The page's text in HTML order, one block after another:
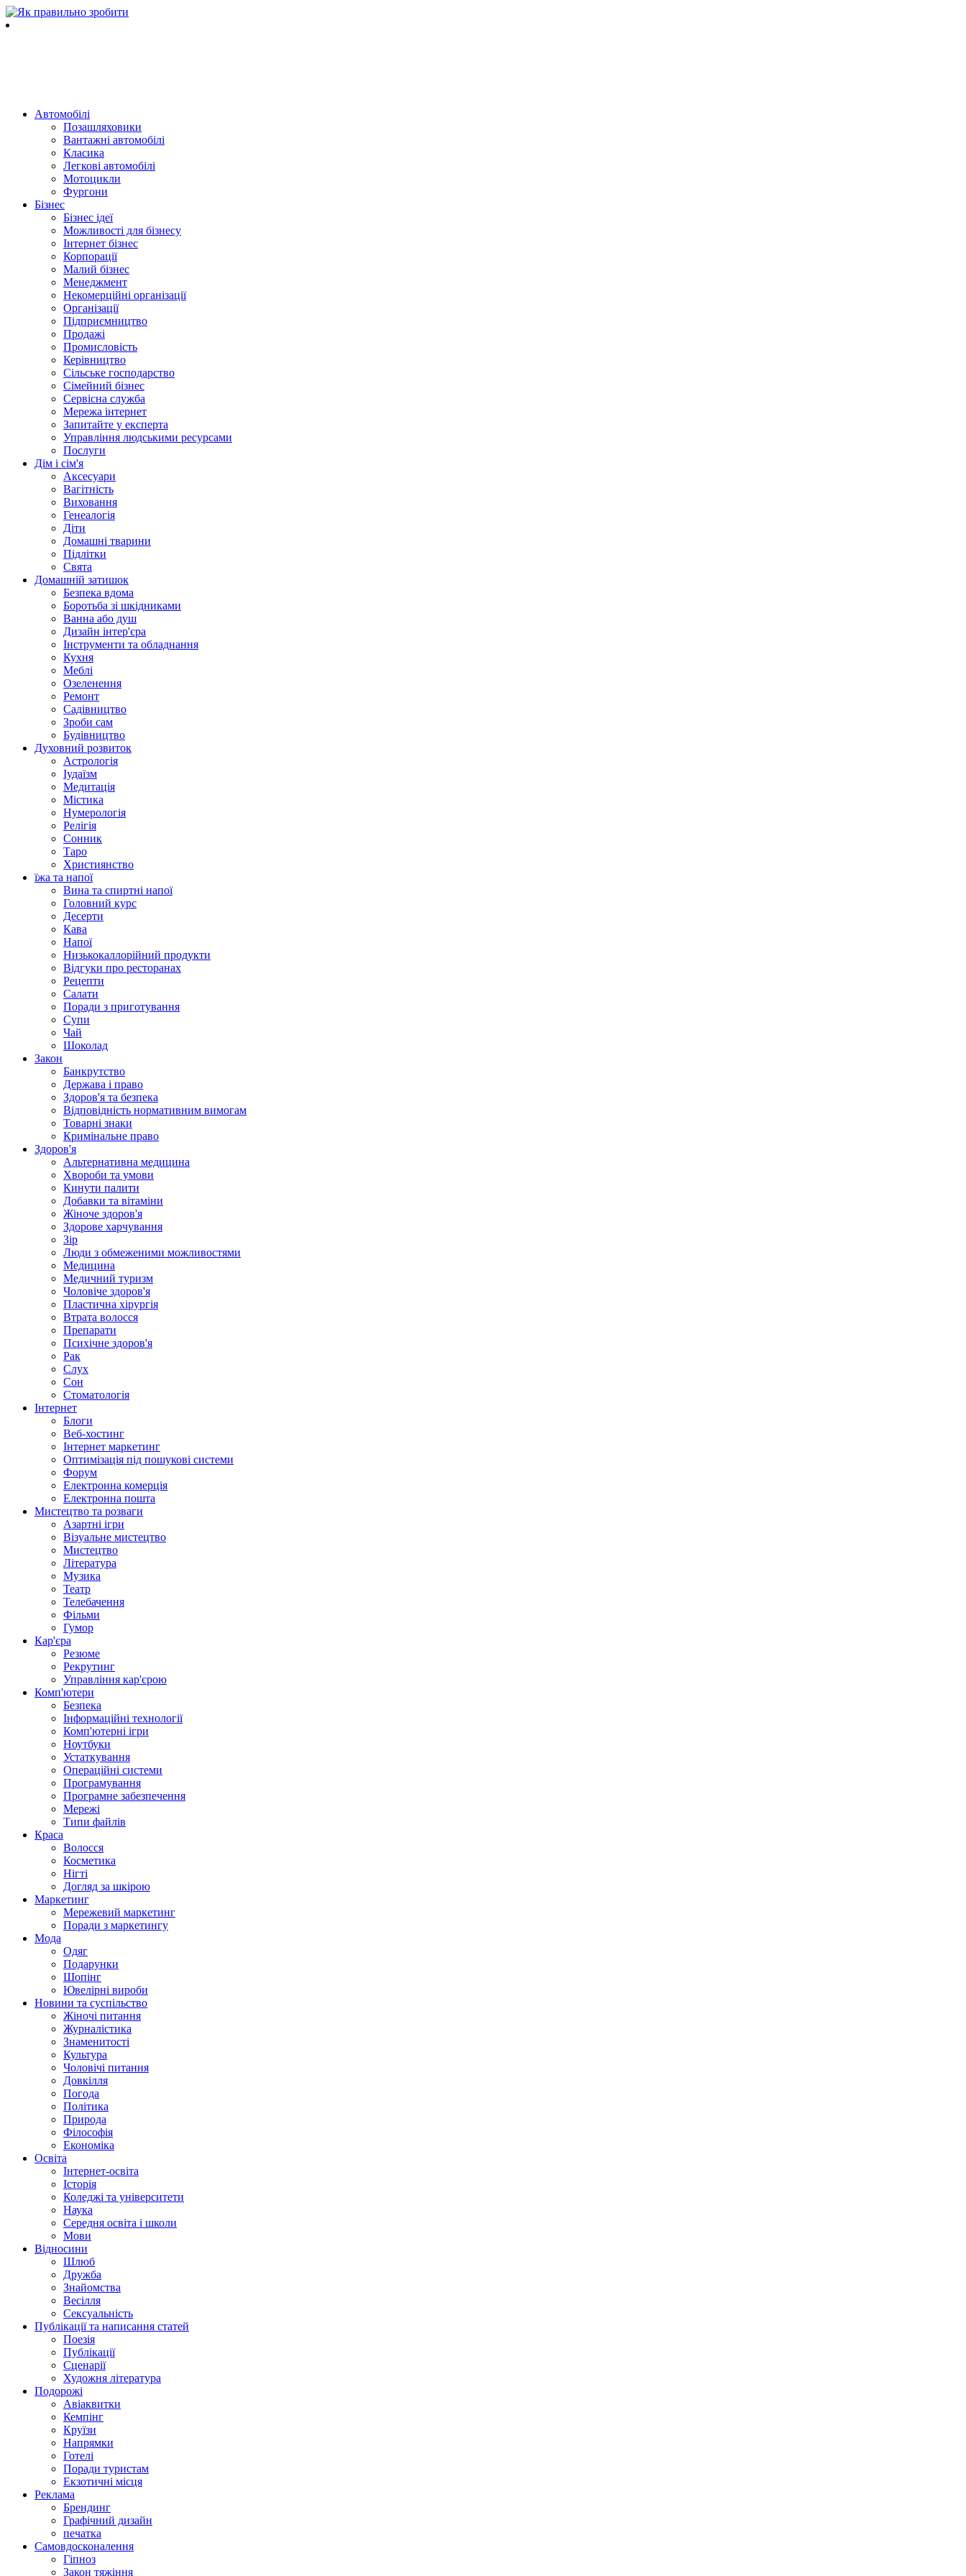
Автомобілі
Позашляховики
Вантажні автомобілі
Класика
Легкові автомобілі
Мотоцикли
Фургони
Бізнес
Бізнес ідеї
Можливості для бізнесу
Інтернет бізнес
Корпорації
Малий бізнес
Менеджмент
Некомерційні організації
Організації
Підприємництво
Продажі
Промисловість
Керівництво
Сільське господарство
Сімейний бізнес
Сервісна служба
Мережа інтернет
Запитайте у експерта
Управління людськими ресурсами
Послуги
Дім і сім'я
Аксесуари
Вагітність
Виховання
Генеалогія
Діти
Домашні тварини
Підлітки
Свята
Домашній затишок
Безпека вдома
Боротьба зі шкідниками
Ванна або душ
Дизайн інтер'єра
Інструменти та обладнання
Кухня
Меблі
Озеленення
Ремонт
Садівництво
Зроби сам
Будівництво
Духовний розвиток
Астрологія
Іудаїзм
Медитація
Містика
Нумерологія
Релігія
Сонник
Таро
Християнство
їжа та напої
Вина та спиртні напої
Головний курс
Десерти
Кава
Напої
Низькокаллорійний продукти
Відгуки про ресторанах
Рецепти
Салати
Поради з приготування
Супи
Чай
Шоколад
Закон
Банкрутство
Держава і право
Здоров'я та безпека
Відповідність нормативним вимогам
Товарні знаки
Кримінальне право
Здоров'я
Альтернативна медицина
Хвороби та умови
Кинути палити
Добавки та вітаміни
Жіноче здоров'я
Здорове харчування
Зір
Люди з обмеженими можливостями
Медицина
Медичний туризм
Чоловіче здоров'я
Пластична хірургія
Втрата волосся
Препарати
Психічне здоров'я
Рак
Слух
Сон
Стоматологія
Інтернет
Блоги
Веб-хостинг
Інтернет маркетинг
Оптимізація під пошукові системи
Форум
Електронна комерція
Електронна пошта
Мистецтво та розваги
Азартні ігри
Візуальне мистецтво
Мистецтво
Література
Музика
Театр
Телебачення
Фільми
Гумор
Кар'єра
Резюме
Рекрутинг
Управління кар'єрою
Комп'ютери
Безпека
Інформаційні технології
Комп'ютерні ігри
Ноутбуки
Устаткування
Операційні системи
Програмування
Програмне забезпечення
Мережі
Типи файлів
Краса
Волосся
Косметика
Нігті
Догляд за шкірою
Маркетинг
Мережевий маркетинг
Поради з маркетингу
Мода
Одяг
Подарунки
Шопінг
Ювелірні вироби
Новини та суспільство
Жіночі питання
Журналістика
Знаменитості
Культура
Чоловічі питання
Довкілля
Погода
Політика
Природа
Філософія
Економіка
Освіта
Інтернет-освіта
Історія
Коледжі та університети
Наука
Середня освіта і школи
Мови
Відносини
Шлюб
Дружба
Знайомства
Весілля
Сексуальність
Публікації та написання статей
Поезія
Публікації
Сценарії
Художня література
Подорожі
Авіаквитки
Кемпінг
Круїзи
Напрямки
Готелі
Поради туристам
Екзотичні місця
Реклама
Брендинг
Графічний дизайн
печатка
Самовдосконалення
Гіпноз
Закон тяжіння